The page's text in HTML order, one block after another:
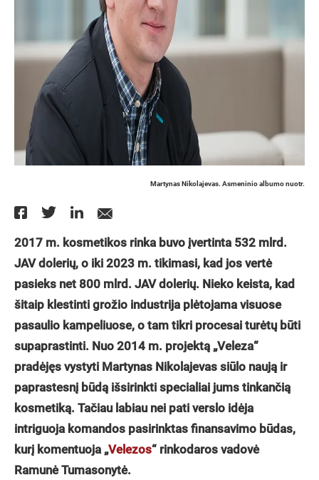
Martynas Nikolajevas. Asmeninio albumo nuotr.
2017 m. kosmetikos rinka buvo įvertinta 532 mlrd.
JAV dolerių, o iki 2023 m. tikimasi, kad jos vertė
pasieks net 800 mlrd. JAV dolerių. Nieko keista, kad
šitaip klestinti grožio industrija plėtojama visuose
pasaulio kampeliuose, o tam tikri procesai turėtų būti
supaprastinti. Nuo 2014 m. projektą „Veleza“
pradėjęs vystyti Martynas Nikolajevas siūlo naują ir
paprastesnį būdą išsirinkti specialiai jums tinkančią
kosmetiką. Tačiau labiau nei pati verslo idėja
intriguoja komandos pasirinktas finansavimo būdas,
kurį komentuoja „Velezos“ rinkodaros vadovė
Ramunė Tumasonytė.